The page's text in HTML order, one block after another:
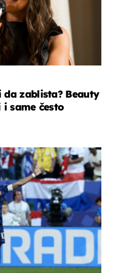
zablista? Beauty
same često